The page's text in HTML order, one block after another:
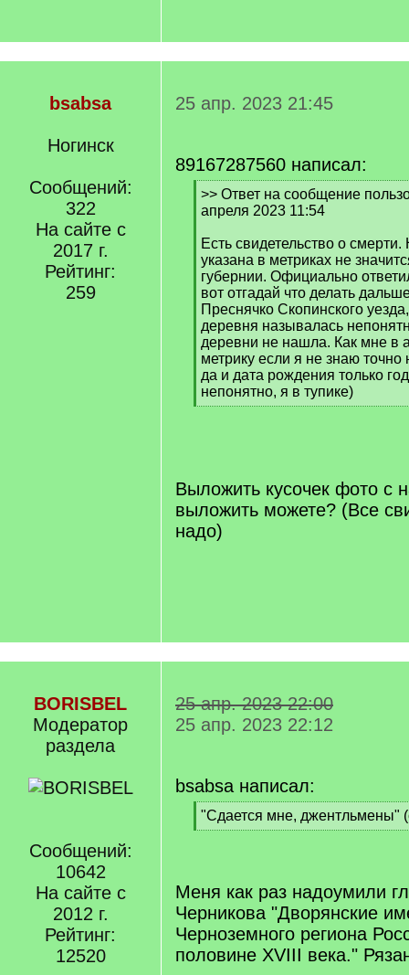
bsabsa
Ногинск
Сообщений:
322
На сайте с
2017 г.
Рейтинг:
259
25 апр. 2023 21:45
89167287560 написал:
[
q
>> Ответ на сообщение
апреля 2023 11:54
Есть свидетельство о
указана в метриках не
губернии. Официально
вот отгадай что делать
Преснячко Скопинского
деревня называлась
деревни не нашла. Как мне в
метрику если я не знаю
да и дата рождения только
непонятно, я в тупике)
[
Выложить кусочек фото с
выложить можете? (Все
надо)
BORISBEL
Модератор
раздела
Сообщений:
10642
На сайте с
2012 г.
Рейтинг:
12520
25 апр. 2023 22:00
25 апр. 2023 22:12
bsabsa написал:
[
q
"Сдается мне, джентльмены"
[
Меня как раз надоумили
Черникова "Дворянские
Черноземного региона
половине XVIII века."